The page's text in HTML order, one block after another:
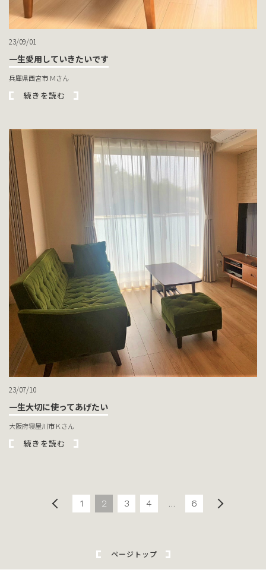
23/09/01
一生愛用していきたいです
兵庫県西宮市 Ｍさん
続きを読む
23/07/10
一生大切に使ってあげたい
大阪府寝屋川市Ｋさん
続きを読む
1 2 3 4 … 6
ページトップ